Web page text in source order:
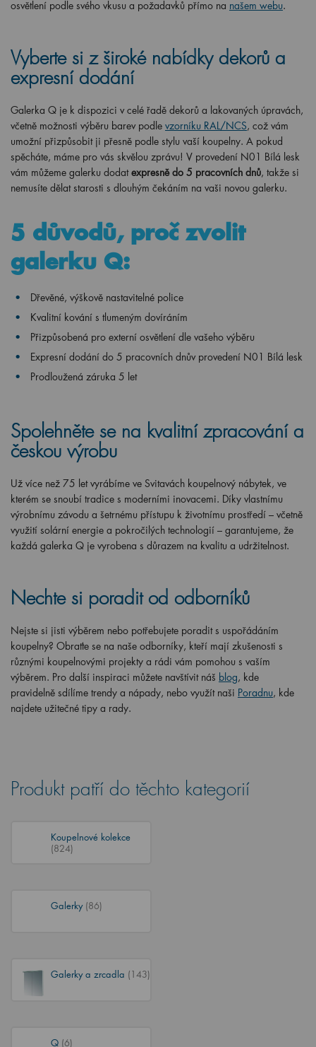
osvětlení podle svého vkusu a požadavků přímo na našem webu.
Vyberte si z široké nabídky dekorů a
expresní dodání
Galerka Q je k dispozici v celé řadě dekorů a lakovaných úpravách,
včetně možnosti výběru barev podle vzorníku RAL/NCS, což vám
umožní přizpůsobit ji přesně podle stylu vaší koupelny. A pokud
spěcháte, máme pro vás skvělou zprávu! V provedení N01 Bílá lesk
vám můžeme galerku dodat expresně do 5 pracovních dnů, takže si
nemusíte dělat starosti s dlouhým čekáním na vaši novou galerku.
5 důvodů, proč zvolit
galerku Q:
Dřevěné, výškově nastavitelné police
Kvalitní kování s tlumeným dovíráním
Přizpůsobená pro externí osvětlení dle vašeho výběru
Expresní dodání do 5 pracovních dnův provedení N01 Bílá lesk
Prodloužená záruka 5 let
Spolehněte se na kvalitní zpracování a
českou výrobu
Už více než 75 let vyrábíme ve Svitavách koupelnový nábytek, ve
kterém se snoubí tradice s moderními inovacemi. Díky vlastnímu
výrobnímu závodu a šetrnému přístupu k životnímu prostředí – včetně
využití solární energie a pokročilých technologií – garantujeme, že
každá galerka Q je vyrobena s důrazem na kvalitu a udržitelnost.
Nechte si poradit od odborníků
Nejste si jisti výběrem nebo potřebujete poradit s uspořádáním
koupelny? Obraťte se na naše odborníky, kteří mají zkušenosti s
různými koupelnovými projekty a rádi vám pomohou s vaším
výběrem. Pro další inspiraci můžete navštívit náš blog, kde
pravidelně sdílíme trendy a nápady, nebo využít naši Poradnu, kde
najdete užitečné tipy a rady.
Produkt patří do těchto kategorií
Koupelnové kolekce
(824)
Galerky (86)
Galerky a zrcadla (143)
Q (6)